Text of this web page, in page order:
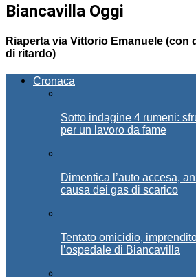
Biancavilla Oggi
Riaperta via Vittorio Emanuele (con
di ritardo)
Cronaca
Sotto indagine 4 rumeni:
per un lavoro da fame
Dimentica l’auto accesa,
causa dei gas di scarico
Tentato omicidio,
l’ospedale di Biancavilla